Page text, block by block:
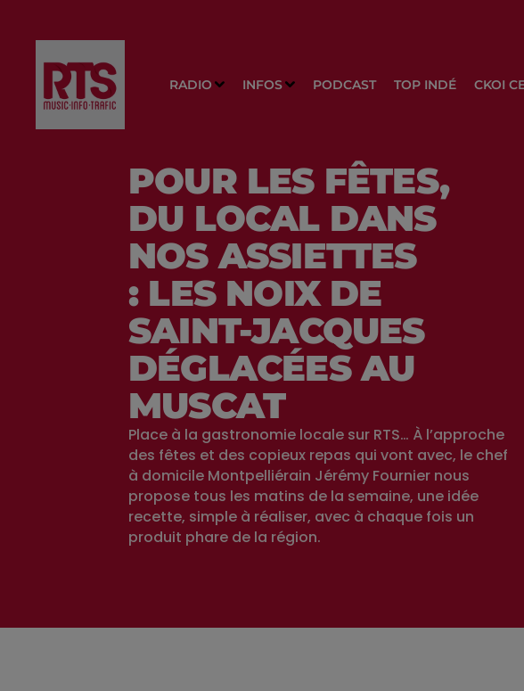
RADIO INFOS PODCAST TOP INDÉ CKOI
POUR LES FÊTES,
DU LOCAL DANS
NOS ASSIETTES
: LES NOIX DE
SAINT-JACQUES
DÉGLACÉES AU
MUSCAT
Place à la gastronomie locale sur RTS… À l’approche
des fêtes et des copieux repas qui vont avec, le chef
à domicile Montpelliérain Jérémy Fournier nous
propose tous les matins de la semaine, une idée
recette, simple à réaliser, avec à chaque fois un